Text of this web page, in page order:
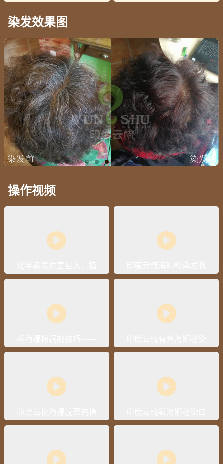
染发效果图
操作视频
物染发又真的靠谱吗？
学视频
如何快速调制无颗粒海
发操作流程视频
物白发染黑操作流程视
发操作流程视频